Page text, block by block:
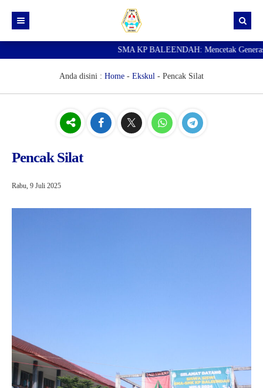
Data Guru
SNBP
SMA KP BALEENDAH: Mencetak Generasi
Anda disini : Home - Ekskul - Pencak Silat
Pencak Silat
Rabu, 9 Juli 2025